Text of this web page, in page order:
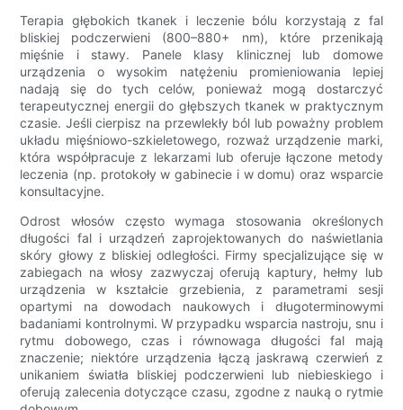
Terapia głębokich tkanek i leczenie bólu korzystają z fal
bliskiej podczerwieni (800–880+ nm), które przenikają
mięśnie i stawy. Panele klasy klinicznej lub domowe
urządzenia o wysokim natężeniu promieniowania lepiej
nadają się do tych celów, ponieważ mogą dostarczyć
terapeutycznej energii do głębszych tkanek w praktycznym
czasie. Jeśli cierpisz na przewlekły ból lub poważny problem
układu mięśniowo-szkieletowego, rozważ urządzenie marki,
która współpracuje z lekarzami lub oferuje łączone metody
leczenia (np. protokoły w gabinecie i w domu) oraz wsparcie
konsultacyjne.
Odrost włosów często wymaga stosowania określonych
długości fal i urządzeń zaprojektowanych do naświetlania
skóry głowy z bliskiej odległości. Firmy specjalizujące się w
zabiegach na włosy zazwyczaj oferują kaptury, hełmy lub
urządzenia w kształcie grzebienia, z parametrami sesji
opartymi na dowodach naukowych i długoterminowymi
badaniami kontrolnymi. W przypadku wsparcia nastroju, snu i
rytmu dobowego, czas i równowaga długości fal mają
znaczenie; niektóre urządzenia łączą jaskrawą czerwień z
unikaniem światła bliskiej podczerwieni lub niebieskiego i
oferują zalecenia dotyczące czasu, zgodne z nauką o rytmie